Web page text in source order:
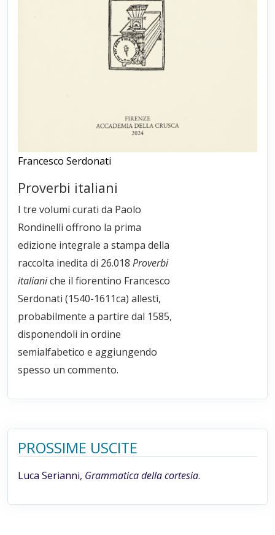
Francesco Serdonati
Proverbi italiani
I tre volumi curati da Paolo
Rondinelli offrono la prima
edizione integrale a stampa della
raccolta inedita di 26.018 Proverbi
italianiche il fiorentino Francesco
Serdonati (1540-1611ca) allestì,
probabilmente a partire dal 1585,
disponendoli in ordine
semialfabetico e aggiungendo
spesso un commento.
PROSSIME USCITE
Luca Serianni, Grammatica della cortesia.